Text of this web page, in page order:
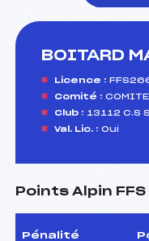
BOITARD
Licence :
Comité :
Club : 13112 C.S
Val. Lic. : Oui
Points Alpin
Pénalité